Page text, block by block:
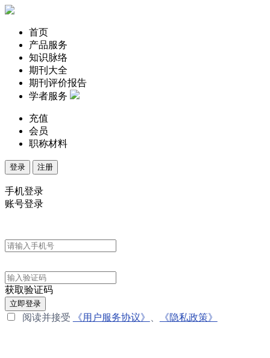
首页
产品服务
知识脉络
期刊大全
期刊评价报告
学者服务
充值
会员
职称材料
登录 注册
手机登录
账号登录
获取验证码
立即登录
阅读并接受 《用户服务协议》 《隐私政策》